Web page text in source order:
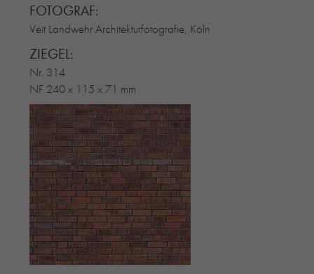
FOTOGRAF:
Veit Landwehr Architekturfotografie, Köln
ZIEGEL:
Nr. 314
NF 240 x 115 x 71 mm